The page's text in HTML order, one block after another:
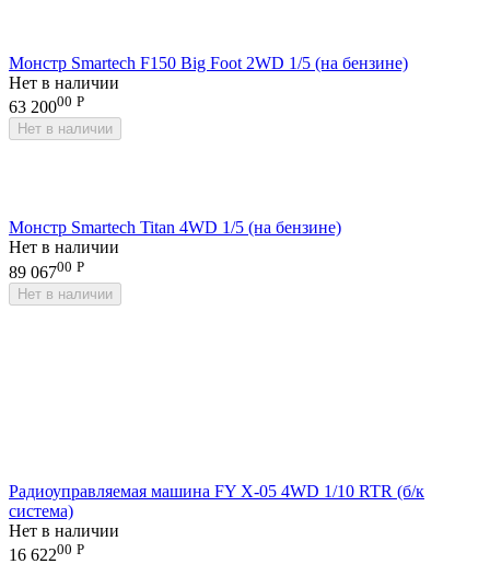
Монстр Smartech F150 Big Foot 2WD 1/5 (на бензине)
Нет в наличии
63 20000 Р
Нет в наличии
Монстр Smartech Titan 4WD 1/5 (на бензине)
Нет в наличии
89 06700 Р
Нет в наличии
Радиоуправляемая машина FY X-05 4WD 1/10 RTR (б/к
система)
Нет в наличии
16 62200 Р